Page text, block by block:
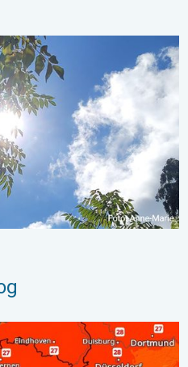
aangename lucht. . . zaterdag
week. Bijna overal zomers